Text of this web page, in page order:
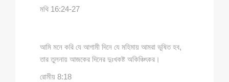
মথি 16:24-27
আমি মনে করি যে আগামী দিনে যে মহিমায় আমরা ভূষিত হব,
তার তুলনায় আজকের দিনের দুঃখকষ্ট অকিঞ্চিৎকর।
রোমীয় 8:18